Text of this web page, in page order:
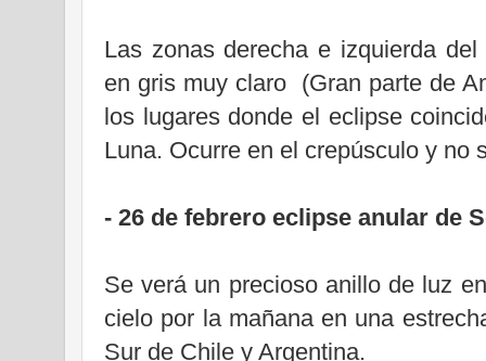
Las zonas derecha e izquierda
en gris muy claro (Gran parte de
los lugares donde el eclipse
Luna. Ocurre en el crepúsculo y no
- 26 de febrero eclipse anular de
Se verá un precioso anillo de luz
cielo por la mañana en una
Sur de Chile y Argentina.